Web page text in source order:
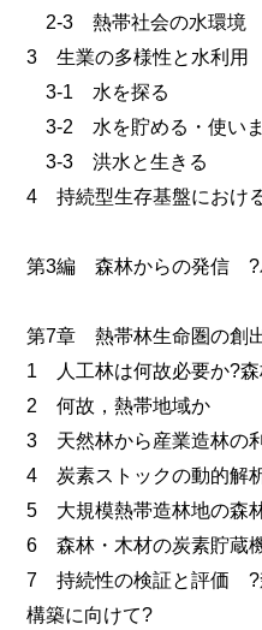
2-3 熱帯社会の水環境
3 生業の多様性と水利用
3-1 水を探る
3-2 水を貯める・使い
3-3 洪水と生きる
4 持続型生存基盤におけ
第3編 森林からの発信 ?
第7章 熱帯林生命圏の創
1 人工林は何故必要か?森
2 何故，熱帯地域か
3 天然林から産業造林の
4 炭素ストックの動的解
5 大規模熱帯造林地の森
6 森林・木材の炭素貯蔵
7 持続性の検証と評価 ?
構築に向けて?